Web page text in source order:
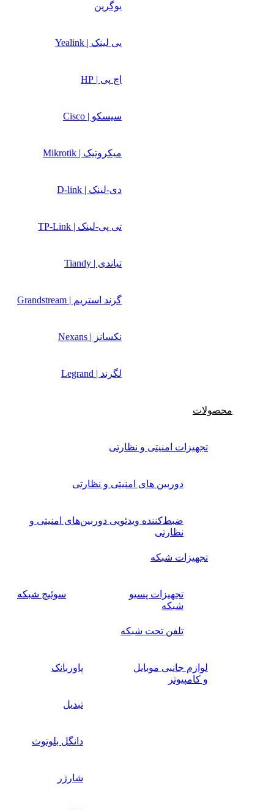
یوگرین
یی لینک | Yealink
اچ پی | HP
سیسکو | Cisco
میکروتیک | Mikrotik
دی-لینک | D-link
تی پی-لینک | TP-Link
تیاندی | Tiandy
گرند استریم | Grandstream
نکسانز | Nexans
لگرند | Legrand
محصولات
تجهیزات امنیتی و نظارتی
دوربین های امنیتی و نظارتی
ضبط‌کننده ویدئویی دوربین‌های امنیتی و
نظارتی
تجهیزات شبکه
تجهیزات پسیو
شبکه
سوئیچ‌ شبکه
تلفن تحت شبکه
لوازم جانبی موبایل
و کامپیوتر
پاوربانک
تبدیل
دانگل بلوتوث
شارژر